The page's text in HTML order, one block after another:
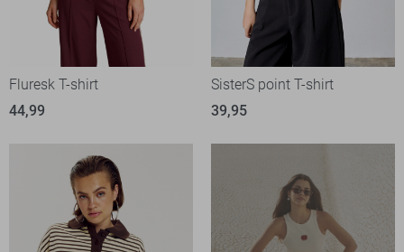
Fluresk T-shirt
44,99
SisterS point T-shirt
39,95